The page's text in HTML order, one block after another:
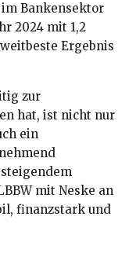
Bankensektor
2024 mit 1,2
Ergebnis
zur
hat, ist nicht nur
ein
mit Neske an
finanzstark und